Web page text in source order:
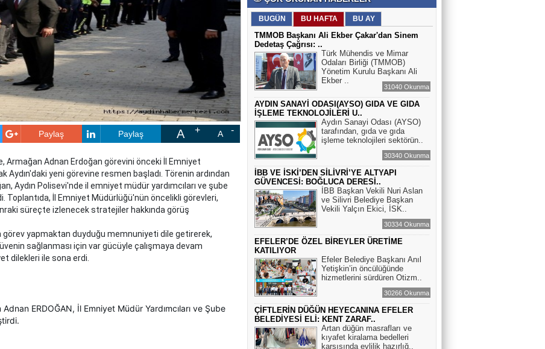
Paylaş Paylaş A A
Adnan Erdoğan görevini önceki İl Emniyet
yeni görevine resmen başladı. Törenin ardından
Aydın Polisevi'nde il emniyet müdür yardımcıları ve şube
Toplantıda, İl Emniyet Müdürlüğü'nün öncelikli görevleri,
süreçte izlenecek stratejiler hakkında görüş
görev yapmaktan duyduğu memnuniyeti dile getirerek,
sağlanması için var gücüyle çalışmaya devam
dilekleri ile sona erdi.
ERDOĞAN, İl Emniyet Müdür Yardımcıları ve Şube
İŞİMİZE BAKMAK
İlknur Yılmaz Ağababaoğlu Şair Yazar
YALNIZLAŞAN TOPLUMUN
AYNASINDAKİ ÇATLAKLAR
Havva Çetinkaya Çetintürk
Efeler’de Bir İlk: Kestaneli Yemekler
BUGÜN BU HAFTA BU AY
TMMOB Başkanı Ali Ekber Çakar'dan Sinem
Dedetaş Çağrısı: ..
Türk Mühendis ve Mimar
Odaları Birliği (TMMOB)
Yönetim Kurulu Başkanı Ali
Ekber ..
31040 Okunma
AYDIN SANAYİ ODASI(AYSO) GIDA VE GIDA
İŞLEME TEKNOLOJİLERİ U..
Aydın Sanayi Odası (AYSO)
tarafından, gıda ve gıda
işleme teknolojileri sektörün..
30340 Okunma
İBB VE İSKİ’DEN SİLİVRİ’YE ALTYAPI
GÜVENCESİ: BOĞLUCA DERESİ..
İBB Başkan Vekili Nuri Aslan
ve Silivri Belediye Başkan
Vekili Yalçın Ekici, İSK..
30334 Okunma
EFELER’DE ÖZEL BİREYLER ÜRETİME
KATILIYOR
Efeler Belediye Başkanı Anıl
Yetişkin’in öncülüğünde
hizmetlerini sürdüren Otizm..
30266 Okunma
ÇİFTLERİN DÜĞÜN HEYECANINA EFELER
BELEDİYESİ ELİ: KENT ZARAF..
Artan düğün masrafları ve
kıyafet kiralama bedelleri
karşısında evlilik hazırlığ..